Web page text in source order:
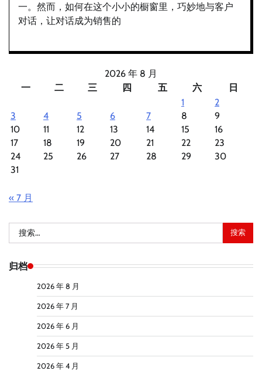
一。然而，如何在这个小小的橱窗里，巧妙地与客户
对话，让对话成为销售的
2026 年 8 月
一
二 三 四 五 六
日
1
2
3
4 5 6 7 8
9
10
11 12 13 14 15
16
17
18 19 20 21 22
23
24
25 26 27 28 29
30
31
« 7 月
索：
归档
2026 年 8 月
2026 年 7 月
2026 年 6 月
2026 年 5 月
2026 年 4 月